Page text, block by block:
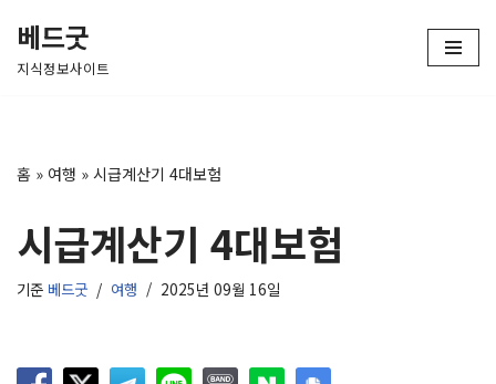
콘
건
기
베드굿
지식정보사이트
홈 » 여행 » 시급계산기 4대보험
시급계산기 4대보험
기준 베드굿 여행 2025년 09월 16일